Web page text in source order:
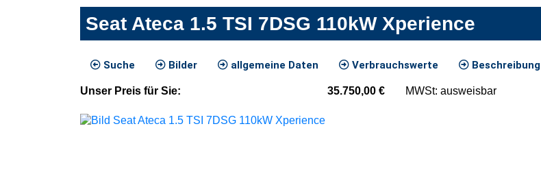
Seat Ateca 1.5 TSI 7DSG 110kW Xperience
Suche Bilder allgemeine Daten Verbrauchswerte Beschreibung
Unser Preis für Sie: 35.750,00 € MWSt: ausweisbar